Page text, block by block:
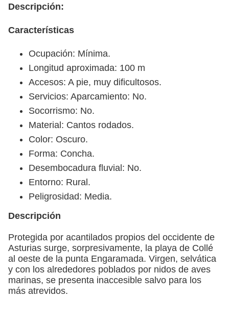
Descripción:
Características
Ocupación: Mínima.
Longitud aproximada: 100 m
Accesos: A pie, muy dificultosos.
Servicios: Aparcamiento: No.
Socorrismo: No.
Material: Cantos rodados.
Color: Oscuro.
Forma: Concha.
Desembocadura fluvial: No.
Entorno: Rural.
Peligrosidad: Media.
Descripción
Protegida por acantilados propios del occidente de
Asturias surge, sorpresivamente, la playa de Collé
al oeste de la punta Engaramada. Virgen, selvática
y con los alrededores poblados por nidos de aves
marinas, se presenta inaccesible salvo para los
más atrevidos.